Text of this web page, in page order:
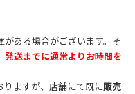
ある場合がございます。そ
発送までに通常よりお時間を
りますが、店舗にて既に販売